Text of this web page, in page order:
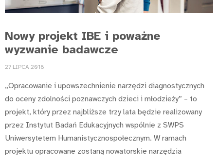
Nowy projekt IBE i poważne
wyzwanie badawcze
27 LIPCA 2018
„Opracowanie i upowszechnienie narzędzi diagnostycznych
do oceny zdolności poznawczych dzieci i młodzieży” – to
projekt, który przez najbliższe trzy lata będzie realizowany
przez Instytut Badań Edukacyjnych wspólnie z SWPS
Uniwersytetem Humanistycznospołecznym. W ramach
projektu opracowane zostaną nowatorskie narzędzia